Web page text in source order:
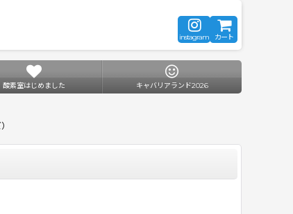
instagram カート
酸素室はじめました キャバリアランド2026